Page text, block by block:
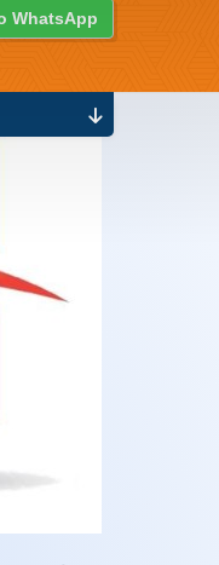
WhatsApp